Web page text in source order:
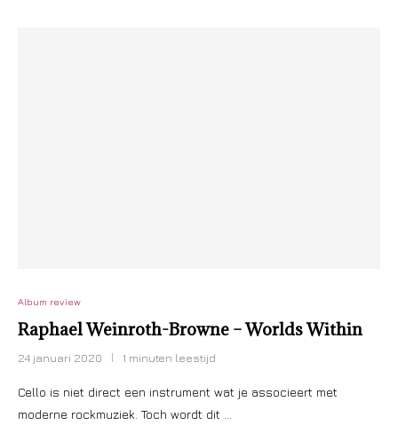
Album review
Raphael Weinroth-Browne – Worlds Within
24 januari 2020 1 minuten leestijd
Cello is niet direct een instrument wat je associeert met
moderne rockmuziek. Toch wordt dit …